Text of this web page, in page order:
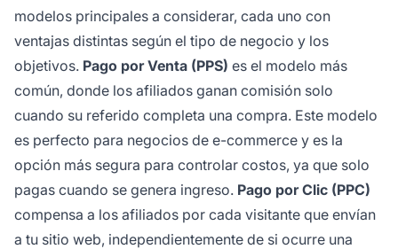
modelos principales a considerar, cada uno con
ventajas distintas según el tipo de negocio y los
objetivos. Pago por Venta (PPS) es el modelo más
común, donde los afiliados ganan comisión solo
cuando su referido completa una compra. Este modelo
es perfecto para negocios de e-commerce y es la
opción más segura para controlar costos, ya que solo
pagas cuando se genera ingreso. Pago por Clic (PPC)
compensa a los afiliados por cada visitante que envían
a tu sitio web, independientemente de si ocurre una